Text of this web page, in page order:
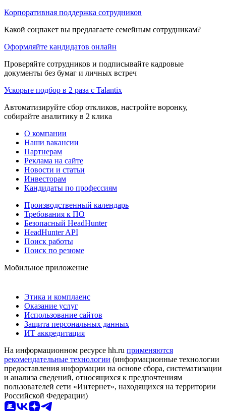
Корпоративная поддержка сотрудников
Какой соцпакет вы предлагаете семейным сотрудникам?
Оформляйте кандидатов онлайн
Проверяйте сотрудников и подписывайте кадровые
документы без бумаг и личных встреч
Ускорьте подбор в 2 раза с Talantix
Автоматизируйте сбор откликов, настройте воронку,
собирайте аналитику в 2 клика
О компании
Наши вакансии
Партнерам
Реклама на сайте
Новости и статьи
Инвесторам
Кандидаты по профессиям
Производственный календарь
Требования к ПО
Безопасный HeadHunter
HeadHunter API
Поиск работы
Поиск по резюме
Мобильное приложение
Этика и комплаенс
Оказание услуг
Использование сайтов
Защита персональных данных
ИТ аккредитация
На информационном ресурсе hh.ru применяются
рекомендательные технологии (информационные технологии
предоставления информации на основе сбора, систематизации
и анализа сведений, относящихся к предпочтениям
пользователей сети «Интернет», находящихся на территории
Российской Федерации)